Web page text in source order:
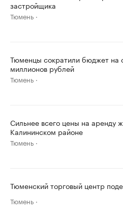
застройщика
Тюмень
Тюменцы сократили бюджет на
миллионов рублей
Тюмень
Сильнее всего цены на аренду
Калининском районе
Тюмень
Тюменский торговый центр
Тюмень